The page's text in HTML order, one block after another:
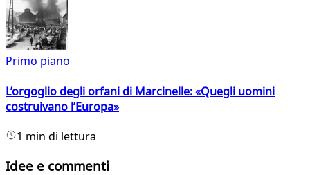
Primo piano
L’orgoglio degli orfani di Marcinelle: «Quegli uomini
costruivano l’Europa»
1 min di lettura
Idee e commenti